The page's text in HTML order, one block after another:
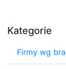
Kategorie
Firmy wg